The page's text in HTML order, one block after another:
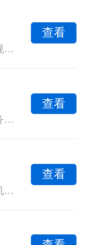
七色堇是一款提供时间规划管理等服务的软件，用户可以设定手机使用和睡眠时间，并在接近提醒时间时弹出提醒，起到督促作用。用户可以通过打卡签到养成良好习惯，合理规划时间提升工作和生活效率。软件锁定手机直到到达设定时间，提高专注力。
查看
集群车宝是一款生活服务类平台，为车主提供优质保养与记录车辆数据的智能化服务，提醒保养、了解保养知识。多样配件供选择，详细价格介绍，提供车辆年卡等。提供丰富的二手车资源，查询违章情况及处理，提供安全保障和在线咨询。界面清新，项目齐全，价格透明，支持快捷支付，不仅提供洗车服务还能缴纳保险。
查看
账期宝是一款专业的手机记账软件，提供多种功能和服务，方便用户在线记录账单信息，适用于各种情况下的账单记录。多种记账模式、智能消费识别、生成财务图表等，同时支持多设备同步和一键导出账单信息。根据个人需求选择文字、语音或图片等记账模式。
查看